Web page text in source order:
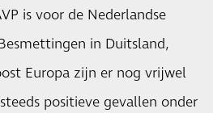
is voor de Nederlandse
in Duitsland,
Europa zijn er nog vrijwel
positieve gevallen onder